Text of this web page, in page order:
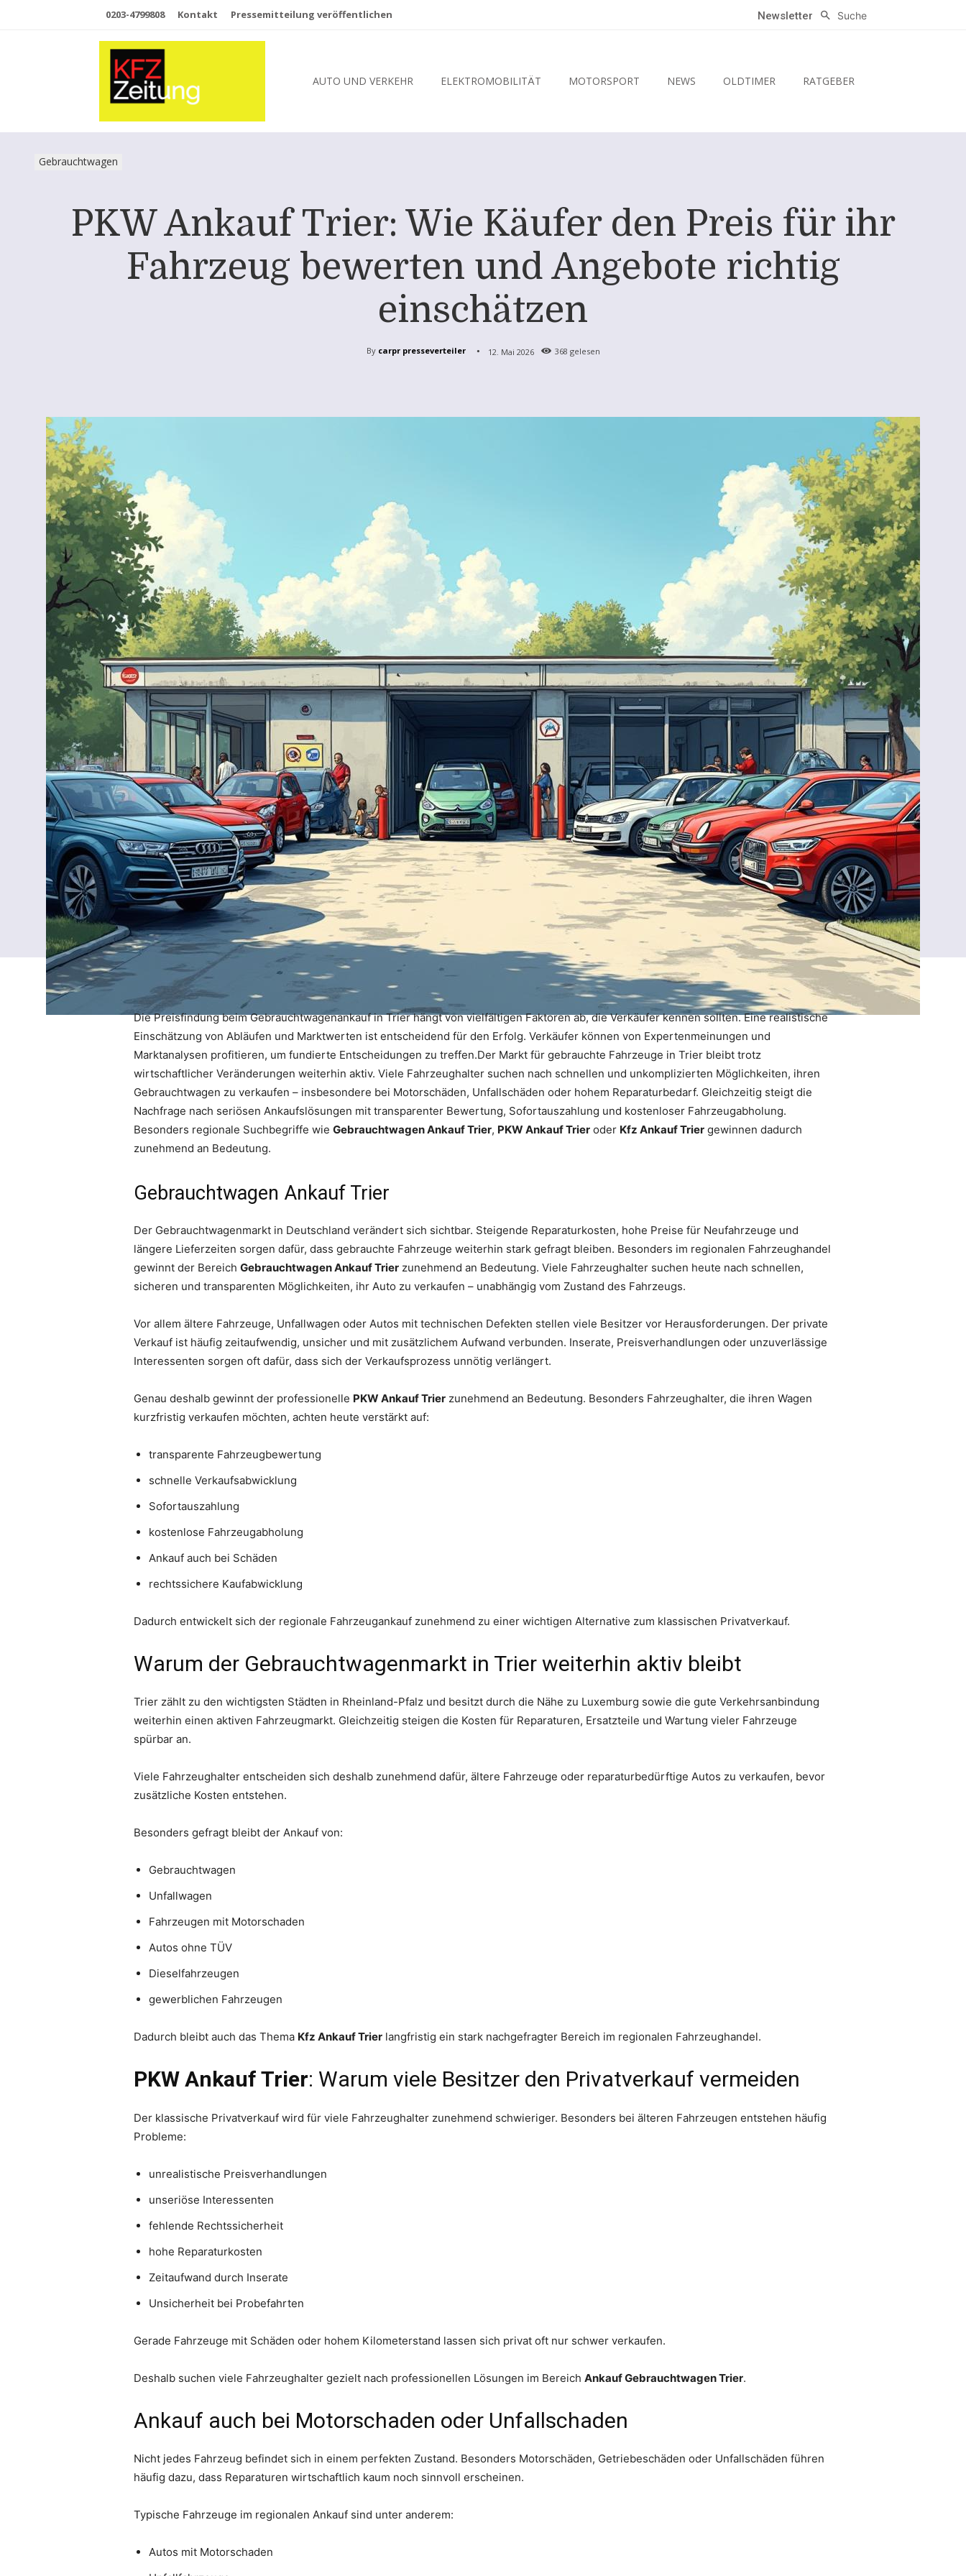
0203-4799808 Kontakt Pressemitteilung veröffentlichen Newsletter Suche
AUTO UND VERKEHR ELEKTROMOBILITÄT MOTORSPORT NEWS OLDTIMER RATGEBER
Gebrauchtwagen
PKW Ankauf Trier: Wie Käufer den Preis für ihr
Fahrzeug bewerten und Angebote richtig
einschätzen
By carpr presseverteiler 12. Mai 2026 368 gelesen
Die Preisfindung beim Gebrauchtwagenankauf in Trier hängt von vielfältigen Faktoren ab, die Verkäufer kennen sollten. Eine realistische
Einschätzung von Abläufen und Marktwerten ist entscheidend für den Erfolg. Verkäufer können von Expertenmeinungen und
Marktanalysen profitieren, um fundierte Entscheidungen zu treffen.Der Markt für gebrauchte Fahrzeuge in Trier bleibt trotz
wirtschaftlicher Veränderungen weiterhin aktiv. Viele Fahrzeughalter suchen nach schnellen und unkomplizierten Möglichkeiten, ihren
Gebrauchtwagen zu verkaufen – insbesondere bei Motorschäden, Unfallschäden oder hohem Reparaturbedarf. Gleichzeitig steigt die
Nachfrage nach seriösen Ankaufslösungen mit transparenter Bewertung, Sofortauszahlung und kostenloser Fahrzeugabholung.
Besonders regionale Suchbegriffe wie Gebrauchtwagen Ankauf Trier, PKW Ankauf Trier oder Kfz Ankauf Trier gewinnen dadurch
zunehmend an Bedeutung.
Gebrauchtwagen Ankauf Trier
Der Gebrauchtwagenmarkt in Deutschland verändert sich sichtbar. Steigende Reparaturkosten, hohe Preise für Neufahrzeuge und
längere Lieferzeiten sorgen dafür, dass gebrauchte Fahrzeuge weiterhin stark gefragt bleiben. Besonders im regionalen Fahrzeughandel
gewinnt der Bereich Gebrauchtwagen Ankauf Trier zunehmend an Bedeutung. Viele Fahrzeughalter suchen heute nach schnellen,
sicheren und transparenten Möglichkeiten, ihr Auto zu verkaufen – unabhängig vom Zustand des Fahrzeugs.
Vor allem ältere Fahrzeuge, Unfallwagen oder Autos mit technischen Defekten stellen viele Besitzer vor Herausforderungen. Der private
Verkauf ist häufig zeitaufwendig, unsicher und mit zusätzlichem Aufwand verbunden. Inserate, Preisverhandlungen oder unzuverlässige
Interessenten sorgen oft dafür, dass sich der Verkaufsprozess unnötig verlängert.
Genau deshalb gewinnt der professionelle PKW Ankauf Trier zunehmend an Bedeutung. Besonders Fahrzeughalter, die ihren Wagen
kurzfristig verkaufen möchten, achten heute verstärkt auf:
transparente Fahrzeugbewertung
schnelle Verkaufsabwicklung
Sofortauszahlung
kostenlose Fahrzeugabholung
Ankauf auch bei Schäden
rechtssichere Kaufabwicklung
Dadurch entwickelt sich der regionale Fahrzeugankauf zunehmend zu einer wichtigen Alternative zum klassischen Privatverkauf.
Warum der Gebrauchtwagenmarkt in Trier weiterhin aktiv bleibt
Trier zählt zu den wichtigsten Städten in Rheinland-Pfalz und besitzt durch die Nähe zu Luxemburg sowie die gute Verkehrsanbindung
weiterhin einen aktiven Fahrzeugmarkt. Gleichzeitig steigen die Kosten für Reparaturen, Ersatzteile und Wartung vieler Fahrzeuge
spürbar an.
Viele Fahrzeughalter entscheiden sich deshalb zunehmend dafür, ältere Fahrzeuge oder reparaturbedürftige Autos zu verkaufen, bevor
zusätzliche Kosten entstehen.
Besonders gefragt bleibt der Ankauf von:
Gebrauchtwagen
Unfallwagen
Fahrzeugen mit Motorschaden
Autos ohne TÜV
Dieselfahrzeugen
gewerblichen Fahrzeugen
Dadurch bleibt auch das Thema Kfz Ankauf Trier langfristig ein stark nachgefragter Bereich im regionalen Fahrzeughandel.
PKW Ankauf Trier: Warum viele Besitzer den Privatverkauf vermeiden
Der klassische Privatverkauf wird für viele Fahrzeughalter zunehmend schwieriger. Besonders bei älteren Fahrzeugen entstehen häufig
Probleme:
unrealistische Preisverhandlungen
unseriöse Interessenten
fehlende Rechtssicherheit
hohe Reparaturkosten
Zeitaufwand durch Inserate
Unsicherheit bei Probefahrten
Gerade Fahrzeuge mit Schäden oder hohem Kilometerstand lassen sich privat oft nur schwer verkaufen.
Deshalb suchen viele Fahrzeughalter gezielt nach professionellen Lösungen im Bereich Ankauf Gebrauchtwagen Trier.
Ankauf auch bei Motorschaden oder Unfallschaden
Nicht jedes Fahrzeug befindet sich in einem perfekten Zustand. Besonders Motorschäden, Getriebeschäden oder Unfallschäden führen
häufig dazu, dass Reparaturen wirtschaftlich kaum noch sinnvoll erscheinen.
Typische Fahrzeuge im regionalen Ankauf sind unter anderem:
Autos mit Motorschaden